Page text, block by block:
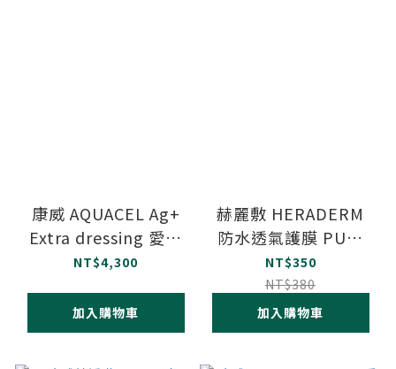
康威 AQUACEL Ag+
Extra dressing 愛康
膚銀抗菌親水性纖維敷
NT$4,300
加入購物車
赫麗敷 HERADERM
防水透氣護膜 PU膜
HD-PU01 (未滅菌)
4.5x300cm/盒
NT$350
NT$380
加入購物車